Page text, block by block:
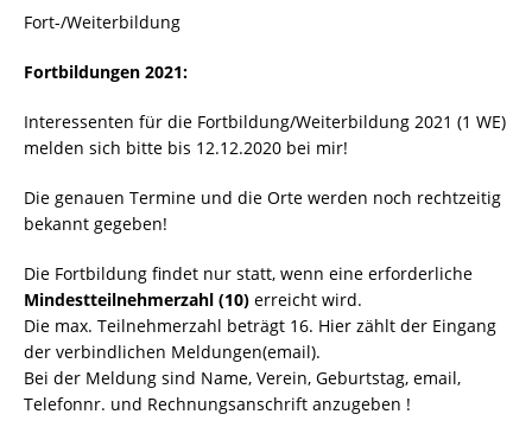
Fort-/Weiterbildung
Fortbildungen 2021:
Interessenten für die Fortbildung/Weiterbildung 2021 (1 WE)
melden sich bitte bis 12.12.2020 bei mir!
Die genauen Termine und die Orte werden noch rechtzeitig
bekannt gegeben!
Die Fortbildung findet nur statt, wenn eine erforderliche
Mindestteilnehmerzahl (10) erreicht wird.
Die max. Teilnehmerzahl beträgt 16. Hier zählt der Eingang
der verbindlichen Meldungen(email).
Bei der Meldung sind Name, Verein, Geburtstag, email,
Telefonnr. und Rechnungsanschrift anzugeben !